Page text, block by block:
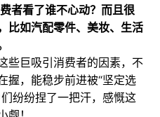
者看了谁不心动？而且很
比如汽配零件、美妆、生活
些巨吸引消费者的因素，不
握，能稳步前进被“坚定选
纷纷捏了一把汗，感慨这